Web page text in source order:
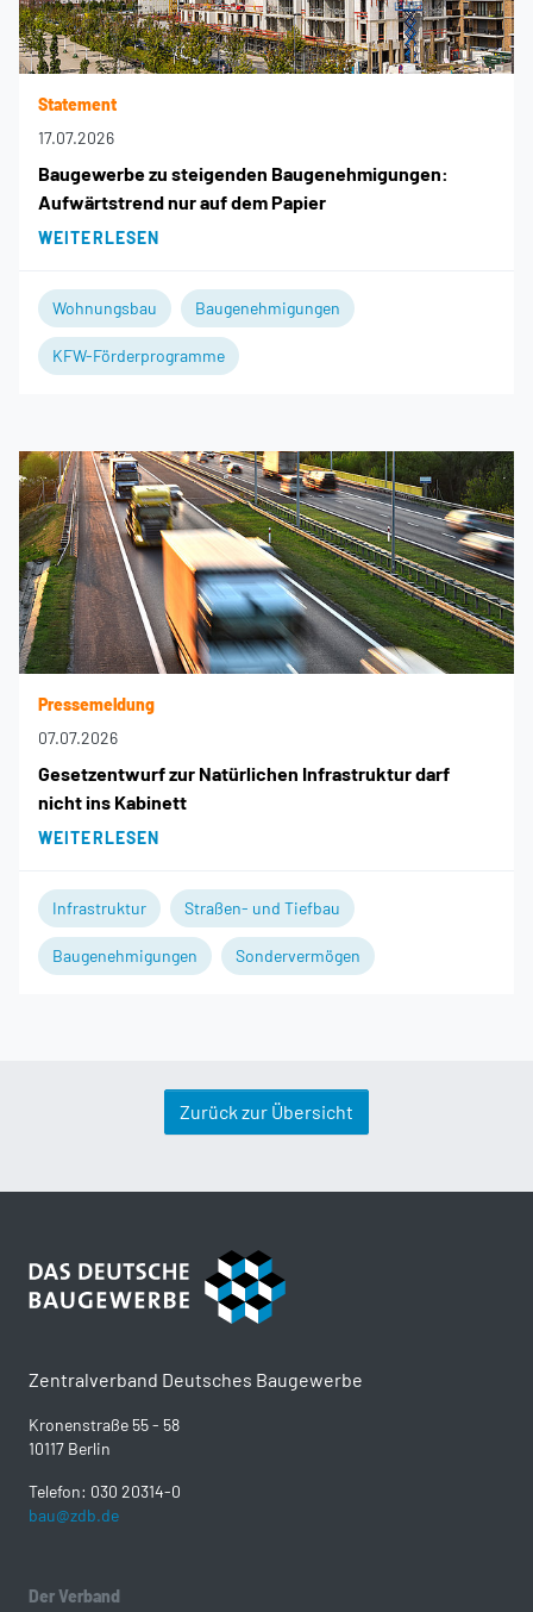
Statement
17.07.2026
Baugewerbe zu steigenden Baugenehmigungen:
Aufwärtstrend nur auf dem Papier
WEITERLESEN
Wohnungsbau Baugenehmigungen
KFW-Förderprogramme
Pressemeldung
07.07.2026
Gesetzentwurf zur Natürlichen Infrastruktur darf
nicht ins Kabinett
WEITERLESEN
Infrastruktur Straßen- und Tiefbau
Baugenehmigungen Sondervermögen
Zurück zur Übersicht
Zentralverband Deutsches Baugewerbe
Kronenstraße 55 - 58
10117 Berlin
Telefon: 030 20314-0
bau@zdb.de
Der Verband